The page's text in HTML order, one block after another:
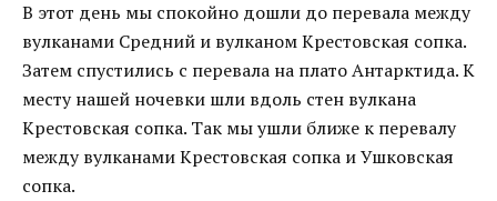
В этот день мы спокойно дошли до перевала между
вулканами Средний и вулканом Крестовская сопка.
Затем спустились с перевала на плато Антарктида. К
месту нашей ночевки шли вдоль стен вулкана
Крестовская сопка. Так мы ушли ближе к перевалу
между вулканами Крестовская сопка и Ушковская
сопка.